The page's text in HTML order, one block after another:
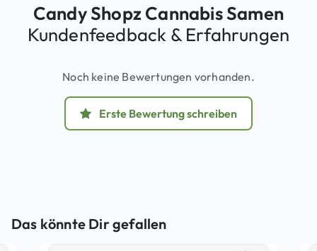
Candy Shopz Cannabis Samen
Kundenfeedback & Erfahrungen
Noch keine Bewertungen vorhanden.
Erste Bewertung schreiben
Das könnte Dir gefallen